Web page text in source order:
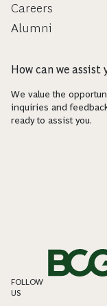
Careers
Alumni
How can we assist
We value the
inquiries and
ready to assist you.
FOLLOW
US